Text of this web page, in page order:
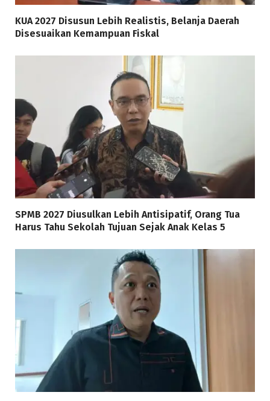
KUA 2027 Disusun Lebih Realistis, Belanja Daerah
Disesuaikan Kemampuan Fiskal
SPMB 2027 Diusulkan Lebih Antisipatif, Orang Tua
Harus Tahu Sekolah Tujuan Sejak Anak Kelas 5